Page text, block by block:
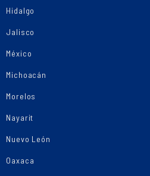
Hidalgo
Jalisco
México
Michoacán
Morelos
Nayarit
Nuevo León
Oaxaca